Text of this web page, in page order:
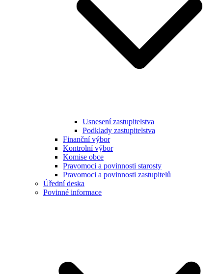
Usnesení zastupitelstva
Podklady zastupitelstva
Finanční výbor
Kontrolní výbor
Komise obce
Pravomoci a povinnosti starosty
Pravomoci a povinnosti zastupitelů
Úřední deska
Povinné informace